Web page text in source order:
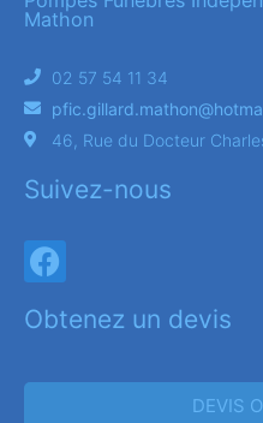
Mathon
02 57 54 11 34
46, Rue du Docteur
Suivez-nous
Obtenez un devis
DEVIS